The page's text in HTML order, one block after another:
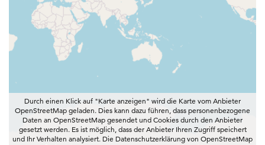
Durch einen Klick auf "Karte anzeigen" wird die Karte vom Anbieter
OpenStreetMap geladen. Dies kann dazu führen, dass personenbezogene
Daten an OpenStreetMap gesendet und Cookies durch den Anbieter
gesetzt werden. Es ist möglich, dass der Anbieter Ihren Zugriff speichert
und Ihr Verhalten analysiert. Die Datenschutzerklärung von OpenStreetMap